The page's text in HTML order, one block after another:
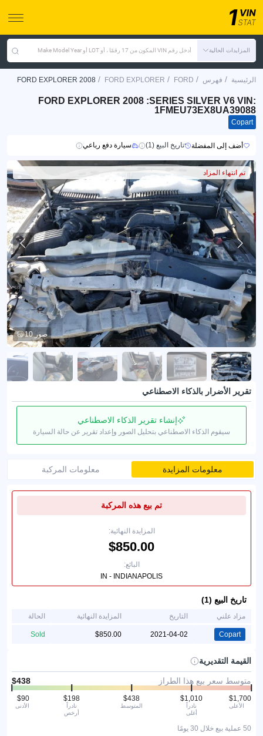
المزايدات الحالية أدخل رقم VIN المكون من 17 رقمًا ، أو LOT أو Make Model Year
الرئيسية / فهرس /
FORD
/
FORD EXPLORER
/
FORD EXPLORER 2008
FORD EXPLORER 2008 :SERIES SILVER V6 VIN:
1FMEU73EX8UA39088
Copart
أضف إلى المفضلة تاريخ البيع (1) سيارة دفع رباعي
تم انتهاء المزاد
10 صور
تقرير الأضرار بالذكاء الاصطناعي
إنشاء تقرير الذكاء الاصطناعي
سيقوم الذكاء الاصطناعي بتحليل الصور وإعداد تقرير عن حالة السيارة
معلومات المزايدة معلومات المركبة
تم بيع هذه المركبة
المزايدة النهائية:
البائع:
IN - INDIANAPOLIS
تاريخ البيع (1)
مزاد علني التاريخ المزايدة النهائية الحالة
Copart
2021-04-02
Sold
القيمة التقديرية
متوسط سعر بيع هذا الطراز
الأدنى
نادراً
أرخص
المتوسط
نادراً
أغلى
الأعلى
50 عملية بيع خلال 30 يومًا